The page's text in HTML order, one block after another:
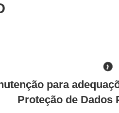
para
Proteção de Dados